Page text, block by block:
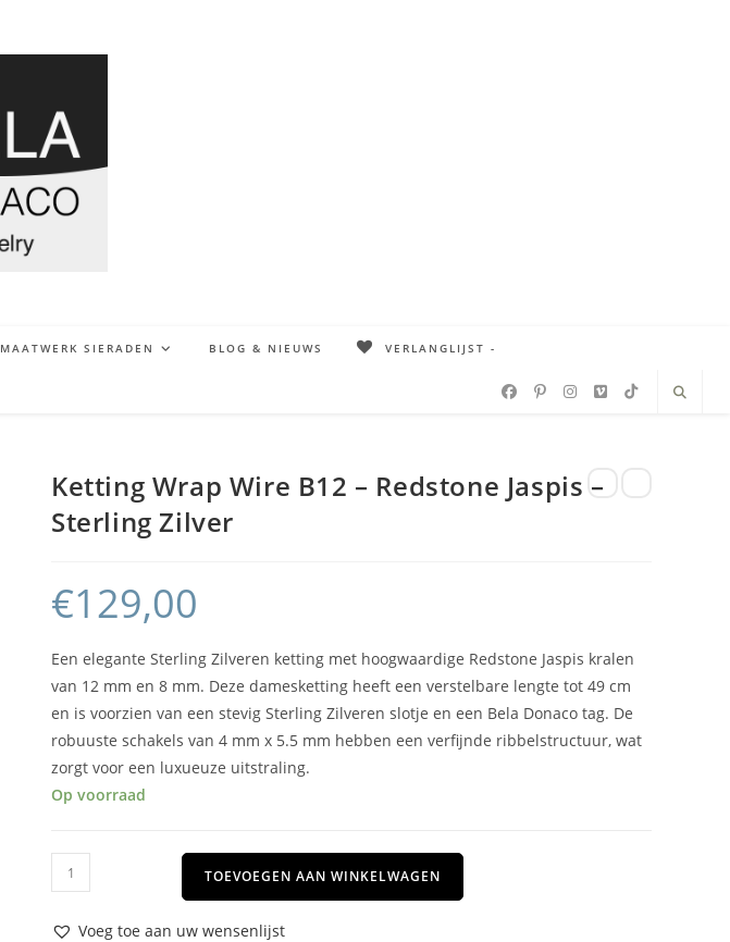
MAATWERK SIERADEN BLOG & NIEUWS VERLANGLIJST -
Ketting Wrap Wire B12 – Redstone Jaspis –
Sterling Zilver
€129,00
Een elegante Sterling Zilveren ketting met hoogwaardige Redstone Jaspis kralen
van 12 mm en 8 mm. Deze damesketting heeft een verstelbare lengte tot 49 cm
en is voorzien van een stevig Sterling Zilveren slotje en een Bela Donaco tag. De
robuuste schakels van 4 mm x 5.5 mm hebben een verfijnde ribbelstructuur, wat
zorgt voor een luxueuze uitstraling.
Op voorraad
TOEVOEGEN AAN WINKELWAGEN
Voeg toe aan uw wensenlijst